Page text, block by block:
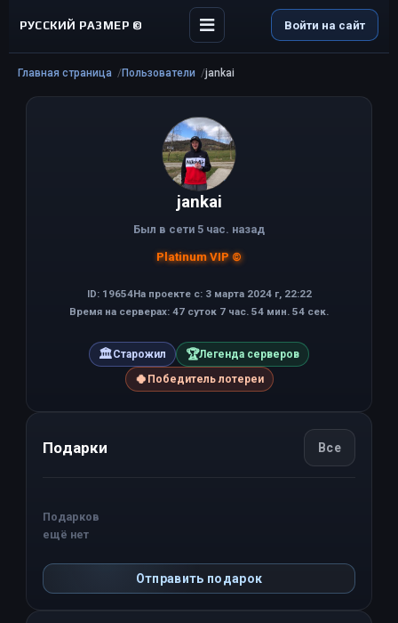
РУССКИЙ РАЗМЕР © Войти на сайт
Главная страница Пользователи jankai
jankai
Был в сети 5 час. назад
Platinum VIP ©
ID: 19654На проекте с: 3 марта 2024 г, 22:22
Время на серверах: 47 суток 7 час. 54 мин. 54 сек.
🏛Старожил 🏆Легенда серверов
🍀 Победитель лотереи
Подарки Все
Подарков
ещё нет
Отправить подарок